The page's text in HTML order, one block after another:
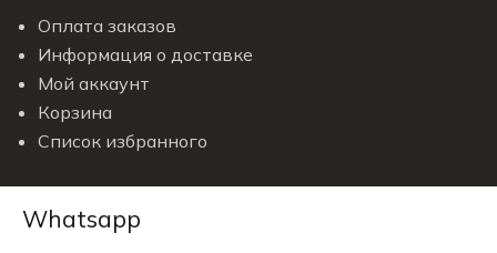
Оплата заказов
Информация о доставке
Мой аккаунт
Корзина
Список избранного
Whatsapp